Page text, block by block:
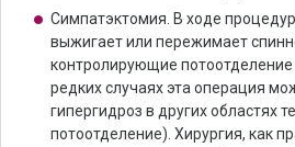
Симпатэктомия. В ходе
выжигает или пережимает
контролирующие
редких случаях эта операция
гипергидроз в других областях
потоотделение). Хирургия, как